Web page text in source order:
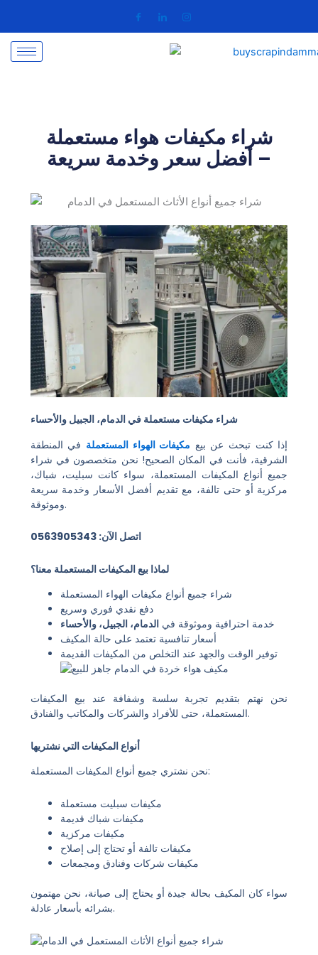
content
شراء مكيفات هواء مستعملة
– أفضل سعر وخدمة سريعة
شراء مكيفات مستعملة في الدمام، الجبيل والأحساء
إذا كنت تبحث عن بيع مكيفات الهواء المستعملة في المنطقة
الشرقية، فأنت في المكان الصحيح! نحن متخصصون في شراء
جميع أنواع المكيفات المستعملة، سواء كانت سبليت، شباك،
مركزية أو حتى تالفة، مع تقديم أفضل الأسعار وخدمة سريعة
وموثوقة.
اتصل الآن: 0563905343
لماذا بيع المكيفات المستعملة معنا؟
شراء جميع أنواع مكيفات الهواء المستعملة
دفع نقدي فوري وسريع
خدمة احترافية وموثوقة فيالدمام، الجبيل، والأحساء
أسعار تنافسية تعتمد على حالة المكيف
توفير الوقت والجهد عند التخلص من المكيفات القديمة
نحن نهتم بتقديم تجربة سلسة وشفافة عند بيع المكيفات
المستعملة، حتى للأفراد والشركات والمكاتب والفنادق.
أنواع المكيفات التي نشتريها
نحن نشتري جميع أنواع المكيفات المستعملة:
مكيفات سبليت مستعملة
مكيفات شباك قديمة
مكيفات مركزية
مكيفات تالفة أو تحتاج إلى إصلاح
مكيفات شركات وفنادق ومجمعات
سواء كان المكيف بحالة جيدة أو يحتاج إلى صيانة، نحن مهتمون
بشرائه بأسعار عادلة.